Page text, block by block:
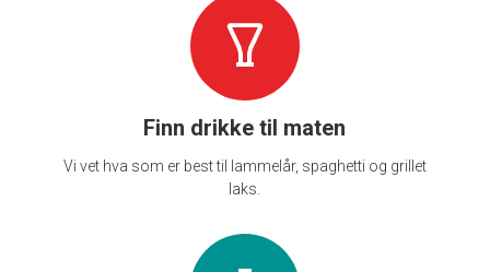
Finn drikke til maten
Vi vet hva som er best til lammelår, spaghetti og grillet
laks.